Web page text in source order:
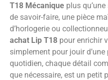
T18 Mécanique plus
de savoir-faire, une pièce
d’horlogerie ou
achat Lip T18 pour enrichir
simplement pour jouir
quotidien, chaque détail
que nécessaire, est un petit